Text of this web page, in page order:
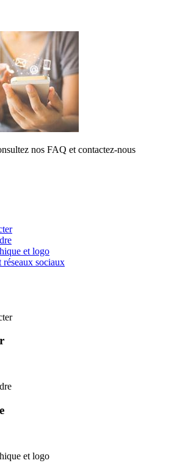
nos FAQ et contactez-nous
et logo
sociaux
et logo